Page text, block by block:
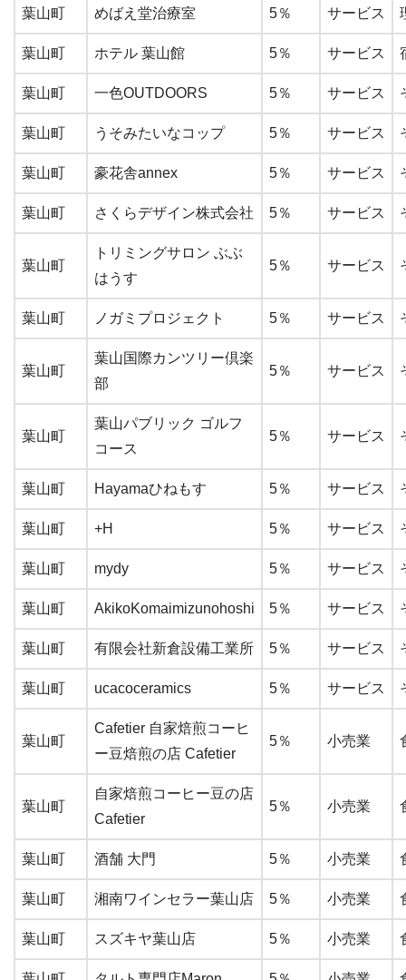
葉山町 めばえ堂治療室 5％ サービス
葉山町 ホテル 葉山館 5％ サービス
葉山町 一色OUTDOORS 5％ サービス
葉山町 うそみたいなコップ 5％ サービス
葉山町 豪花舎annex 5％ サービス
葉山町 さくらデザイン株式会社 5％ サービス
葉山町
トリミングサロン ぶぶ
はうす
5％ サービス
葉山町 ノガミプロジェクト 5％ サービス
葉山町
葉山国際カンツリー倶楽
部
5％ サービス
葉山町
葉山パブリック ゴルフ
コース
5％ サービス
葉山町 Hayamaひねもす 5％ サービス
葉山町 +H 5％ サービス
葉山町 mydy 5％ サービス
葉山町 AkikoKomaimizunohoshi 5％ サービス
葉山町 有限会社新倉設備工業所 5％ サービス
葉山町 ucacoceramics 5％ サービス
葉山町
Cafetier 自家焙煎コーヒ
ー豆焙煎の店 Cafetier
5％ 小売業
葉山町
自家焙煎コーヒー豆の店
Cafetier
5％ 小売業
葉山町 酒舗 大門 5％ 小売業
葉山町 湘南ワインセラー葉山店 5％ 小売業
葉山町 スズキヤ葉山店 5％ 小売業